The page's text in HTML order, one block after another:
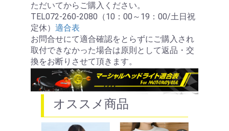
ただいてからご購入ください。
TEL072-260-2080（10：00～19：00/土日祝
定休） 適合表
お問合せにて適合確認をとらずにご購入され
取付できなかった場合は原則として返品・交
換をお断りさせて頂きます。
オススメ商品